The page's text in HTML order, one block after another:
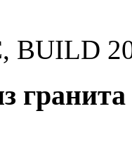
BUILD
гранита